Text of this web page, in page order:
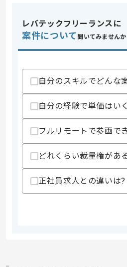
業務内容
担当領域/
ム
スキル
求めるス
・Gitお
・
・Python
・SSOや
上記に
レバテックフリーランスに
案件について 聞いてみませんか
自分のスキルでどんな
自分の経験で単価はい
フルリモートで参画で
どれくらい裁量権があ
正社員求人との違いは?